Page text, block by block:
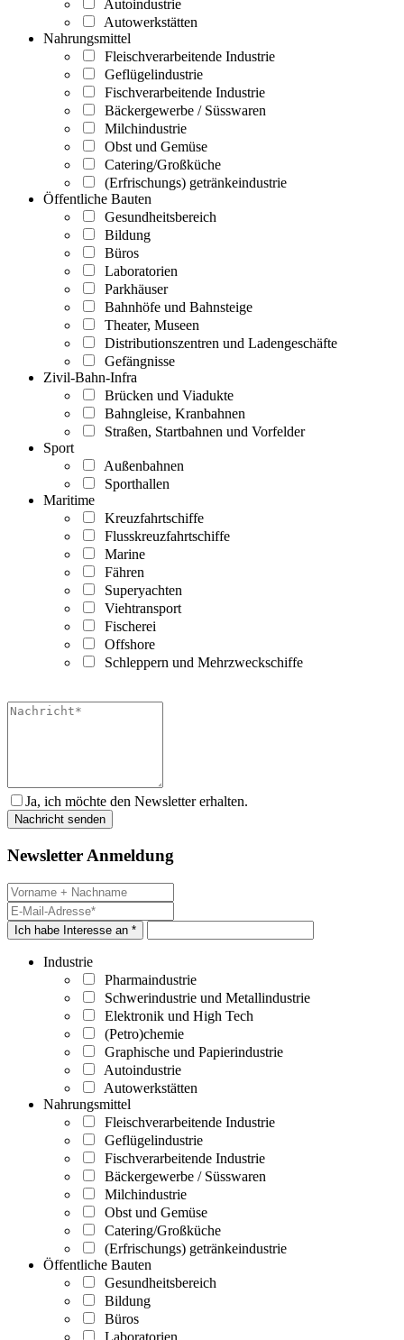
Autoindustrie
Autowerkstätten
Nahrungsmittel
Fleischverarbeitende Industrie
Geflügelindustrie
Fischverarbeitende Industrie
Bäckergewerbe / Süsswaren
Milchindustrie
Obst und Gemüse
Catering/Großküche
(Erfrischungs) getränkeindustrie
Öffentliche Bauten
Gesundheitsbereich
Bildung
Büros
Laboratorien
Parkhäuser
Bahnhöfe und Bahnsteige
Theater, Museen
Distributionszentren und Ladengeschäfte
Gefängnisse
Zivil-Bahn-Infra
Brücken und Viadukte
Bahngleise, Kranbahnen
Straßen, Startbahnen und Vorfelder
Sport
Außenbahnen
Sporthallen
Maritime
Kreuzfahrtschiffe
Flusskreuzfahrtschiffe
Marine
Fähren
Superyachten
Viehtransport
Fischerei
Offshore
Schleppern und Mehrzweckschiffe
Ja, ich möchte den Newsletter erhalten.
Newsletter Anmeldung
Ich habe Interesse an *
Industrie
Pharmaindustrie
Schwerindustrie und Metallindustrie
Elektronik und High Tech
(Petro)chemie
Graphische und Papierindustrie
Autoindustrie
Autowerkstätten
Nahrungsmittel
Fleischverarbeitende Industrie
Geflügelindustrie
Fischverarbeitende Industrie
Bäckergewerbe / Süsswaren
Milchindustrie
Obst und Gemüse
Catering/Großküche
(Erfrischungs) getränkeindustrie
Öffentliche Bauten
Gesundheitsbereich
Bildung
Büros
Laboratorien